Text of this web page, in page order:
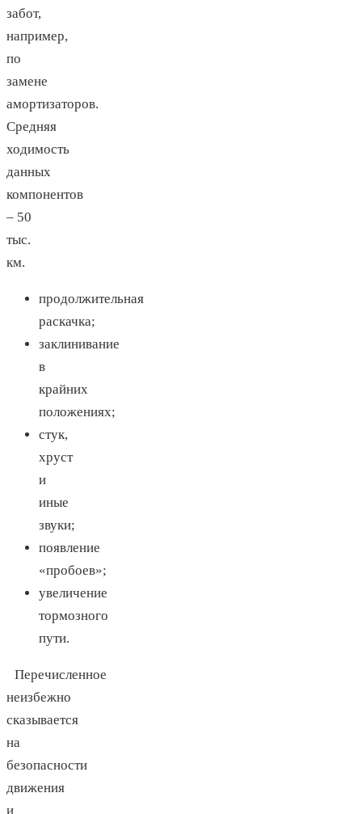
забот,
например,
по
замене
амортизаторов.
Средняя
ходимость
данных
компонентов
– 50
тыс.
км.
продолжительная
раскачка;
заклинивание
в
крайних
положениях;
стук,
хруст
и
иные
звуки;
появление
«пробоев»;
увеличение
тормозного
пути.
Перечисленное
неизбежно
сказывается
на
безопасности
движения
и